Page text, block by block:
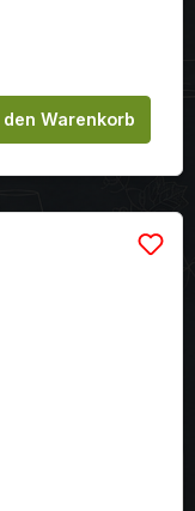
Textur.
den Warenkorb